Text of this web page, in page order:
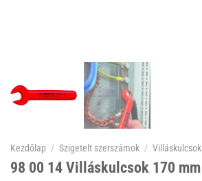
Kezdőlap / Szigetelt szerszámok / Villáskulcsok
98 00 14 Villáskulcsok 170 mm